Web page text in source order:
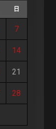
日
7
14
21
28